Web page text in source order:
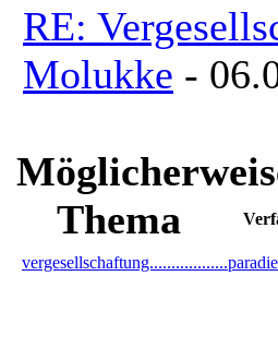
RE:
Molukke -
Thema
vergesellschaftung..................